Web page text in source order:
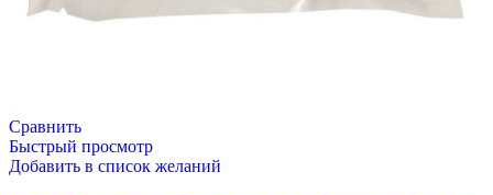
Сравнить
Быстрый просмотр
Добавить в список желаний